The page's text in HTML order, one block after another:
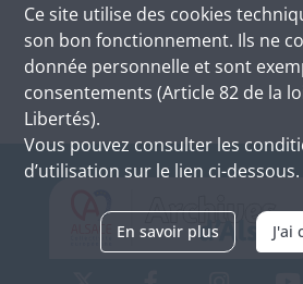
Ce site utilise des cookies
son bon fonctionnement. Ils ne
donnée personnelle et sont
consentements (Article 82 de la
Libertés).
Vous pouvez consulter les
d’utilisation sur le lien ci-dessous.
En savoir plus J'ai